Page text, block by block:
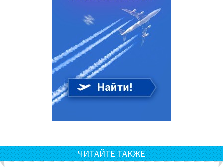
ЧИТАЙТЕ ТАКЖЕ